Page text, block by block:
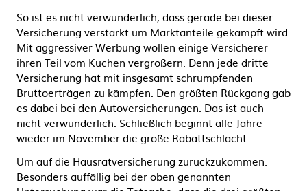
So ist es nicht verwunderlich, dass gerade bei dieser
Versicherung verstärkt um Marktanteile gekämpft wird.
Mit aggressiver Werbung wollen einige Versicherer
ihren Teil vom Kuchen vergrößern. Denn jede dritte
Versicherung hat mit insgesamt schrumpfenden
Bruttoerträgen zu kämpfen. Den größten Rückgang gab
es dabei bei den Autoversicherungen. Das ist auch
nicht verwunderlich. Schließlich beginnt alle Jahre
wieder im November die große Rabattschlacht.
Um auf die Hausratversicherung zurückzukommen:
Besonders auffällig bei der oben genannten